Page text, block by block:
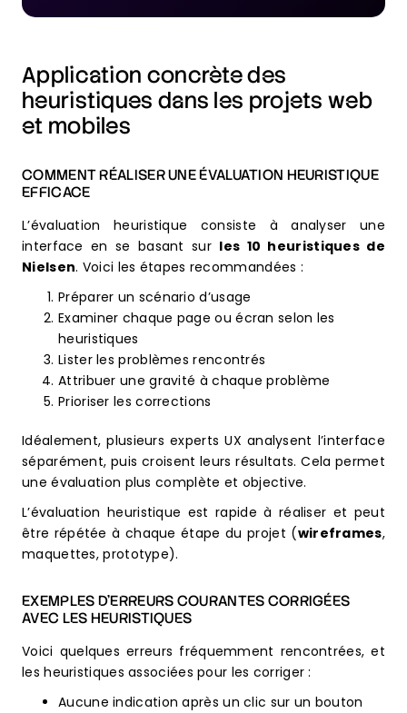
Application concrète des
heuristiques dans les projets web
et mobiles
COMMENT RÉALISER UNE ÉVALUATION HEURISTIQUE
EFFICACE
L’évaluation heuristique consiste à analyser une
interface en se basant sur les 10 heuristiques de
Nielsen. Voici les étapes recommandées :
Préparer un scénario d’usage
Examiner chaque page ou écran selon les
heuristiques
Lister les problèmes rencontrés
Attribuer une gravité à chaque problème
Prioriser les corrections
Idéalement, plusieurs experts UX analysent l’interface
séparément, puis croisent leurs résultats. Cela permet
une évaluation plus complète et objective.
L’évaluation heuristique est rapide à réaliser et peut
être répétée à chaque étape du projet (wireframes,
maquettes, prototype).
EXEMPLES D’ERREURS COURANTES CORRIGÉES
AVEC LES HEURISTIQUES
Voici quelques erreurs fréquemment rencontrées, et
les heuristiques associées pour les corriger :
Aucune indication après un clic sur un bouton